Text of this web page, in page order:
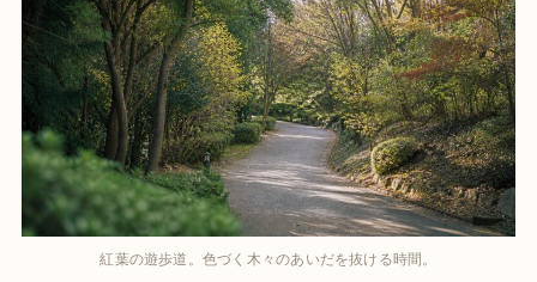
紅葉の遊歩道。色づく木々のあいだを抜ける時間。